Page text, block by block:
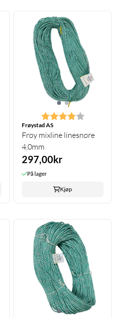
5 mulige Karakter: 4.0 av 5
Frøystad AS
Frøy mixline linesnøre
4,0mm
297,00kr
På lager
Kjøp